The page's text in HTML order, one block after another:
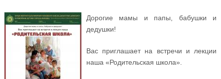
Дорогие мамы и папы, бабушки и
дедушки!
Вас приглашает на встречи и лекции
наша «Родительская школа».